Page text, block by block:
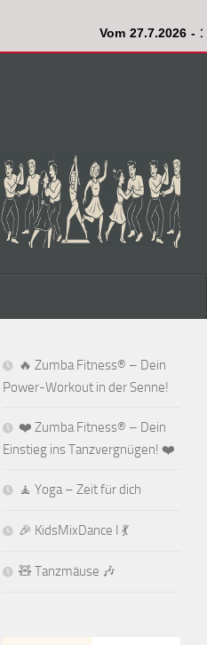
Vom 27.7.2026 -
🔥 Zumba Fitness® – Dein
Power-Workout in der Senne!
❤️ Zumba Fitness® – Dein
Einstieg ins Tanzvergnügen! ❤️
🧘 Yoga – Zeit für dich
🎉 KidsMixDance I 💃
🧸 Tanzmäuse 🎶